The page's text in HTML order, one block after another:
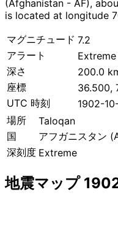
(Afghanistan - AF),
is located at longitude
マグニチュード 7.2
アラート
Extreme
深さ
200.0
座標
36.500,
UTC 時刻
1902-
場所
Taloqan
国
アフガニスタン
深刻度 Extreme
地震マップ